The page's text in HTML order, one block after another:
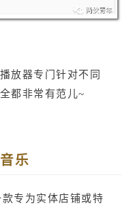
放器专门针对不同
都非常有范儿~
乐
专为实体店铺或特